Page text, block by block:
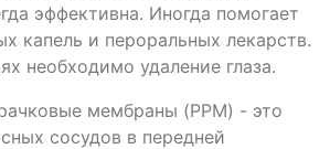
эффективна. Иногда помогает
капель и пероральных лекарств.
необходимо удаление глаза.
мембраны (PPM) - это
сосудов в передней